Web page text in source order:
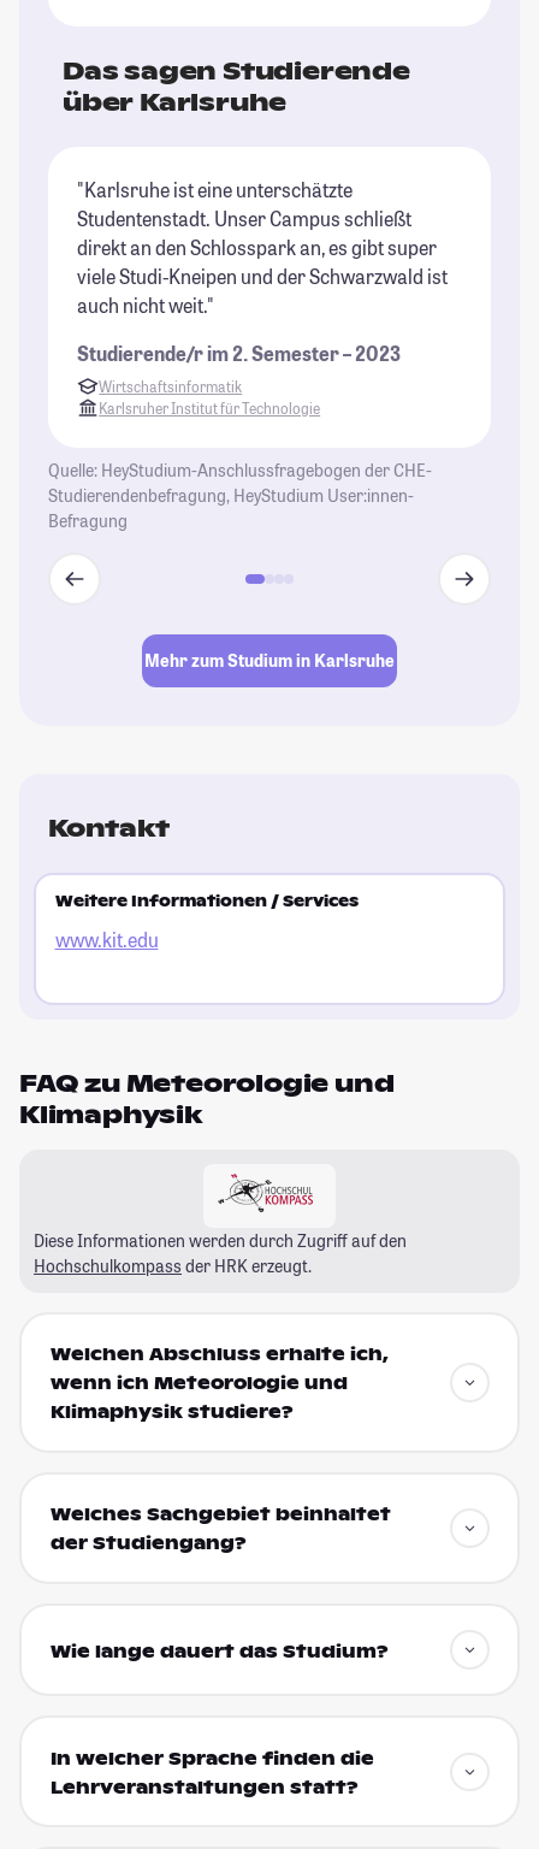
Das sagen Studierende
über Karlsruhe
"Karlsruhe ist eine unterschätzte
Studentenstadt. Unser Campus schließt
direkt an den Schlosspark an, es gibt super
viele Studi-Kneipen und der Schwarzwald ist
auch nicht weit."
Studierende/r im 2. Semester – 2023
Wirtschaftsinformatik
Karlsruher Institut für Technologie
Quelle: HeyStudium-Anschlussfragebogen der CHE-
Studierendenbefragung, HeyStudium User:innen-
Befragung
Mehr zum Studium in Karlsruhe
Kontakt
Weitere Informationen / Services
www.kit.edu
FAQ zu Meteorologie und
Klimaphysik
Diese Informationen werden durch Zugriff auf den
Hochschulkompass der HRK erzeugt.
Welchen Abschluss erhalte ich,
wenn ich Meteorologie und
Klimaphysik studiere?
Welches Sachgebiet beinhaltet
der Studiengang?
Wie lange dauert das Studium?
In welcher Sprache finden die
Lehrveranstaltungen statt?